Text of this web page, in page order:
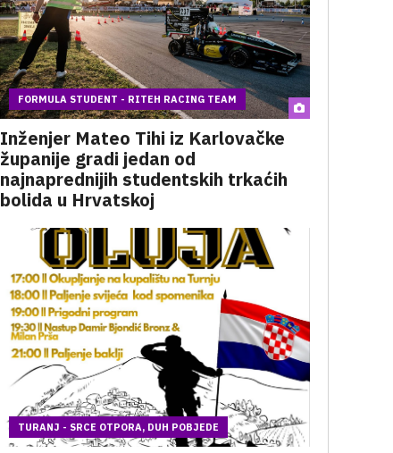
FORMULA STUDENT - RITEH RACING TEAM
Inženjer Mateo Tihi iz Karlovačke
županije gradi jedan od
najnaprednijih studentskih trkaćih
bolida u Hrvatskoj
TURANJ - SRCE OTPORA, DUH POBJEDE